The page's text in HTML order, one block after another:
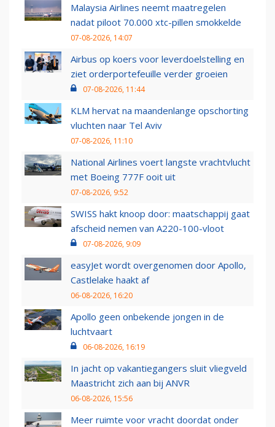
Malaysia Airlines neemt maatregelen
nadat piloot 70.000 xtc-pillen smokkelde
07-08-2026, 14:07
Airbus op koers voor leverdoelstelling en
ziet orderportefeuille verder groeien
07-08-2026, 11:44
KLM hervat na maandenlange opschorting
vluchten naar Tel Aviv
07-08-2026, 11:10
National Airlines voert langste vrachtvlucht
met Boeing 777F ooit uit
07-08-2026, 9:52
SWISS hakt knoop door: maatschappij gaat
afscheid nemen van A220-100-vloot
07-08-2026, 9:09
easyJet wordt overgenomen door Apollo,
Castlelake haakt af
06-08-2026, 16:20
Apollo geen onbekende jongen in de
luchtvaart
06-08-2026, 16:19
In jacht op vakantiegangers sluit vliegveld
Maastricht zich aan bij ANVR
06-08-2026, 15:56
Meer ruimte voor vracht doordat onder